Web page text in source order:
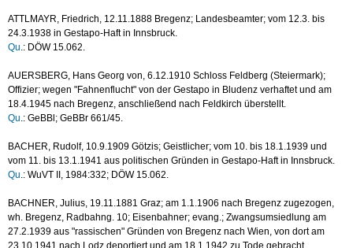
ATTLMAYR, Friedrich, 12.11.1888 Bregenz; Landesbeamter; vom 12.3. bis
24.3.1938 in Gestapo-Haft in Innsbruck.
Qu .: DÖW 15.062.
AUERSBERG, Hans Georg von, 6.12.1910 Schloss Feldberg (Steiermark);
Offizier; wegen "Fahnenflucht" von der Gestapo in Bludenz verhaftet und am
18.4.1945 nach Bregenz, anschließend nach Feldkirch überstellt.
Qu .: GeBBl; GeBBr 661/45.
BACHER, Rudolf, 10.9.1909 Götzis; Geistlicher; vom 10. bis 18.1.1939 und
vom 11. bis 13.1.1941 aus politischen Gründen in Gestapo-Haft in Innsbruck.
Qu .: WuVT II, 1984:332; DÖW 15.062.
BACHNER, Julius, 19.11.1881 Graz; am 1.1.1906 nach Bregenz zugezogen,
wh. Bregenz, Radbahng. 10; Eisenbahner; evang.; Zwangsumsiedlung am
27.2.1939 aus "rassischen" Gründen von Bregenz nach Wien, von dort am
23.10.1941 nach Lodz deportiert und am 18.1.1942 zu Tode gebracht.